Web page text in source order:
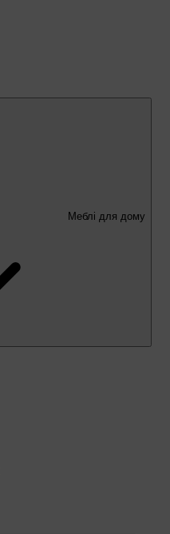
Меблі для дому